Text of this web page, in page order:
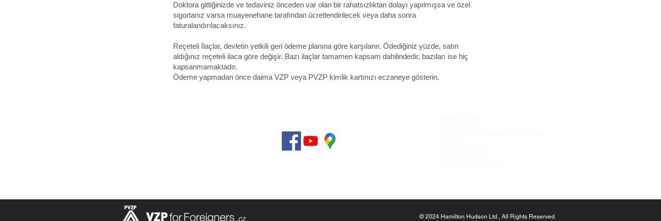
Doktora gittiğinizde ve tedaviniz önceden var olan bir rahatsızlıktan dolayı yapılmışsa ve özel
sigortanız varsa muayenehane tarafından ücretlendirilecek veya daha sonra
faturalandırılacaksınız.
Reçeteli İlaçlar, devletin yetkili geri ödeme planına göre karşılanır. Ödediğiniz yüzde, satın
aldığınız reçeteli ilaca göre değişir. Bazı ilaçlar tamamen kapsam dahilindedir, bazıları ise hiç
kapsanmamaktadır.
Ödeme yapmadan önce daima VZP veya PVZP kimlik kartınızı eczaneye gösterin.
© 2024 Hamilton Hudson Ltd., All Rights Reserved.